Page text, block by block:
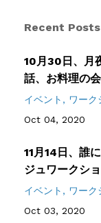
Recent Posts
10月30日、月
話、お料理の会
イベント
ワーク
Oct 04, 2020
11月14日、誰
ジュワークシ
イベント
ワーク
Oct 03, 2020